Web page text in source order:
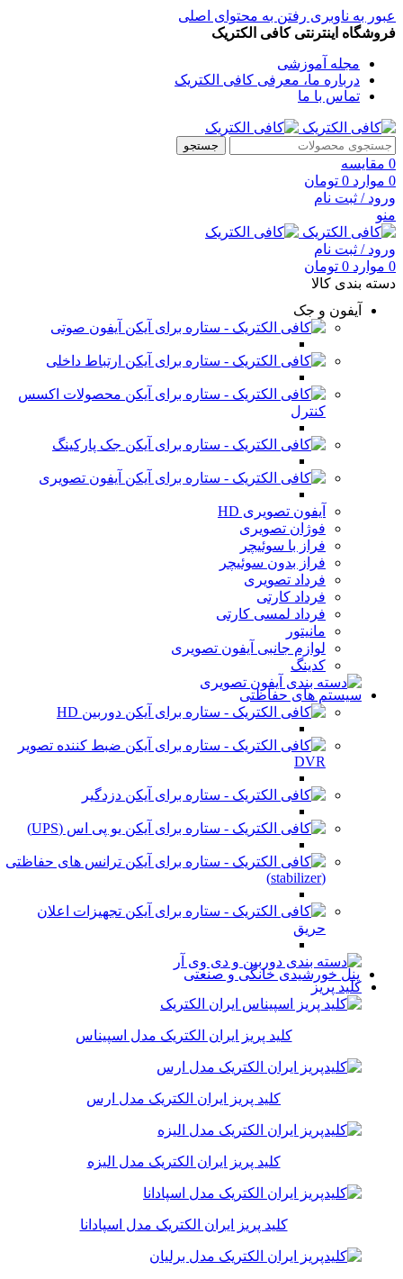
عبور به ناوبری رفتن به محتوای اصلی
فروشگاه اینترنتی کافی الکتریک
مجله آموزشی
درباره ما، معرفی کافی الکتریک
تماس با ما
جستجو
0 مقایسه
0 موارد 0 تومان
ورود / ثبت نام
منو
ورود / ثبت نام
0 موارد 0 تومان
دسته بندی کالا
آیفون و جک
آیفون صوتی
ارتباط داخلی
محصولات اکسس
کنترل
جک پارکینگ
آیفون تصویری
آیفون تصویری HD
فوژان تصویری
فراز با سوئیچر
فراز بدون سوئیچر
فرداد تصویری
فرداد کارتی
فرداد لمسی کارتی
مانیتور
لوازم جانبی آیفون تصویری
کدینگ
سیستم های حفاظتی
دوربین HD
ضبط کننده تصویر
DVR
دزدگیر
یو پی اس (UPS)
ترانس های حفاظتی
(stabilizer)
تجهیزات اعلان
حریق
پنل خورشیدی خانگی و صنعتی
کلید پریز
کلید پریز ایران الکتریک مدل اسپیناس
کلید پریز ایران الکتریک مدل ارس
کلید پریز ایران الکتریک مدل الیزه
کلید پریز ایران الکتریک مدل اسپادانا